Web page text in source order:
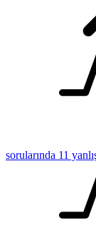
sorularında 11